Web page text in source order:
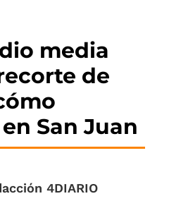
media
de
San Juan
4DIARIO